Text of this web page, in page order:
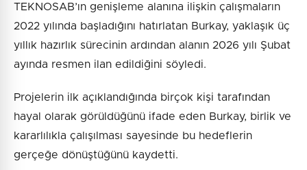
TEKNOSAB’ın genişleme alanına ilişkin çalışmaların
2022 yılında başladığını hatırlatan Burkay, yaklaşık üç
yıllık hazırlık sürecinin ardından alanın 2026 yılı Şubat
ayında resmen ilan edildiğini söyledi.
Projelerin ilk açıklandığında birçok kişi tarafından
hayal olarak görüldüğünü ifade eden Burkay, birlik ve
kararlılıkla çalışılması sayesinde bu hedeflerin
gerçeğe dönüştüğünü kaydetti.